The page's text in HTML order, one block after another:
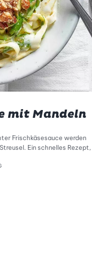
mit Mandeln
Frischkäsesauce werden
Ein schnelles Rezept,